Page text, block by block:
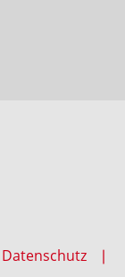
Datenschutz